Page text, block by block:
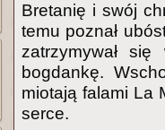
Bretanię i swój
temu poznał
zatrzymywał
bogdankę.
miotają falami La
serce.